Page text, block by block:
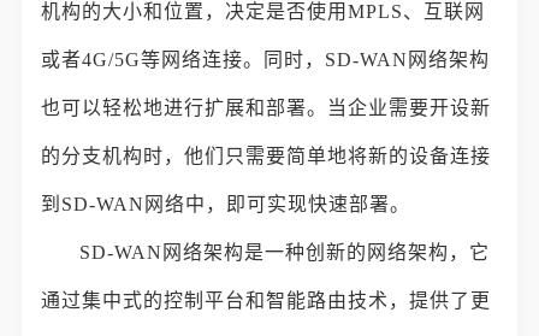
机构的大小和位置，决定是否使用MPLS、互联网
或者4G/5G等网络连接。同时，SD-WAN网络架构
也可以轻松地进行扩展和部署。当企业需要开设新
的分支机构时，他们只需要简单地将新的设备连接
到SD-WAN网络中，即可实现快速部署。
SD-WAN网络架构是一种创新的网络架构，它
通过集中式的控制平台和智能路由技术，提供了更